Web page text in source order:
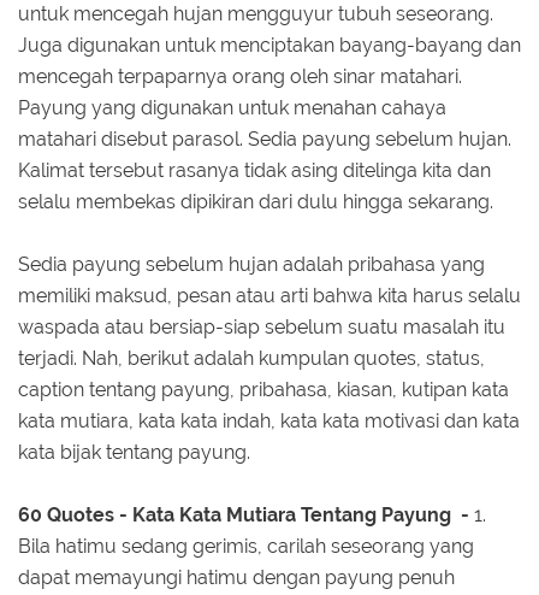
untuk mencegah hujan mengguyur tubuh seseorang.
Juga digunakan untuk menciptakan bayang-bayang dan
mencegah terpaparnya orang oleh sinar matahari.
Payung yang digunakan untuk menahan cahaya
matahari disebut parasol. Sedia payung sebelum hujan.
Kalimat tersebut rasanya tidak asing ditelinga kita dan
selalu membekas dipikiran dari dulu hingga sekarang.
Sedia payung sebelum hujan adalah pribahasa yang
memiliki maksud, pesan atau arti bahwa kita harus selalu
waspada atau bersiap-siap sebelum suatu masalah itu
terjadi. Nah, berikut adalah kumpulan quotes, status,
caption tentang payung, pribahasa, kiasan, kutipan kata
kata mutiara, kata kata indah, kata kata motivasi dan kata
kata bijak tentang payung.
60 Quotes - Kata Kata Mutiara Tentang Payung - 1.
Bila hatimu sedang gerimis, carilah seseorang yang
dapat memayungi hatimu dengan payung penuh